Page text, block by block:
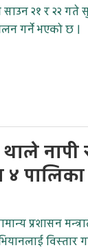
२१ र २२ गते
गर्ने भएको छ ।
नापी
पालिका
प्रशासन
विस्तार